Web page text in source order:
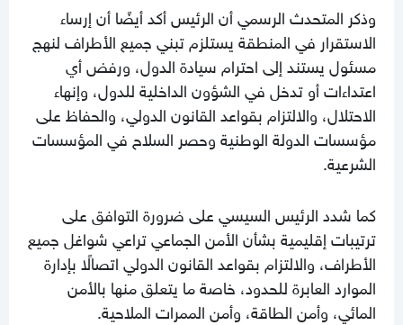
وذكر المتحدث الرسمي أن الرئيس أكد أيضًا أن إرساء
الاستقرار في المنطقة يستلزم تبني جميع الأطراف لنهج
مسئول يستند إلى احترام سيادة الدول، ورفض أي
اعتداءات أو تدخل في الشؤون الداخلية للدول، وإنهاء
الاحتلال، والالتزام بقواعد القانون الدولي، والحفاظ على
مؤسسات الدولة الوطنية وحصر السلاح في المؤسسات
الشرعية.
كما شدد الرئيس السيسي على ضرورة التوافق على
ترتيبات إقليمية بشأن الأمن الجماعي تراعي شواغل جميع
الأطراف، والالتزام بقواعد القانون الدولي اتصالًا بإدارة
الموارد العابرة للحدود، خاصة ما يتعلق منها بالأمن
المائي، وأمن الطاقة، وأمن الممرات الملاحية.